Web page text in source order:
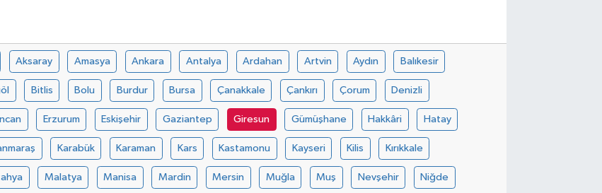
Aksaray Amasya Ankara Antalya Ardahan Artvin Aydın Balıkesir
Bitlis Bolu Burdur Bursa Çanakkale Çankırı Çorum Denizli
Erzurum Eskişehir Gaziantep Giresun Gümüşhane Hakkâri Hatay
Karabük Karaman Kars Kastamonu Kayseri Kilis Kırıkkale
Malatya Manisa Mardin Mersin Muğla Muş Nevşehir Niğde